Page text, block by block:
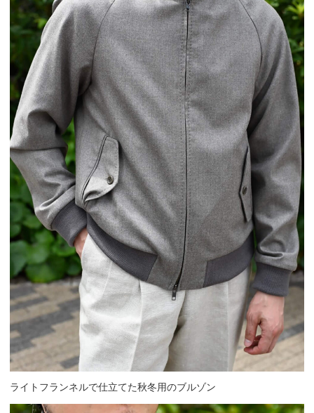
ライトフランネルで仕立てた秋冬用のブルゾン